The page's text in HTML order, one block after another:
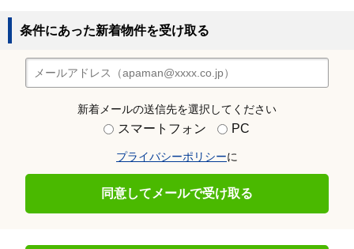
条件にあった新着物件を受け取る
新着メールの送信先を選択してください
スマートフォン PC
プライバシーポリシーに
同意してメールで受け取る